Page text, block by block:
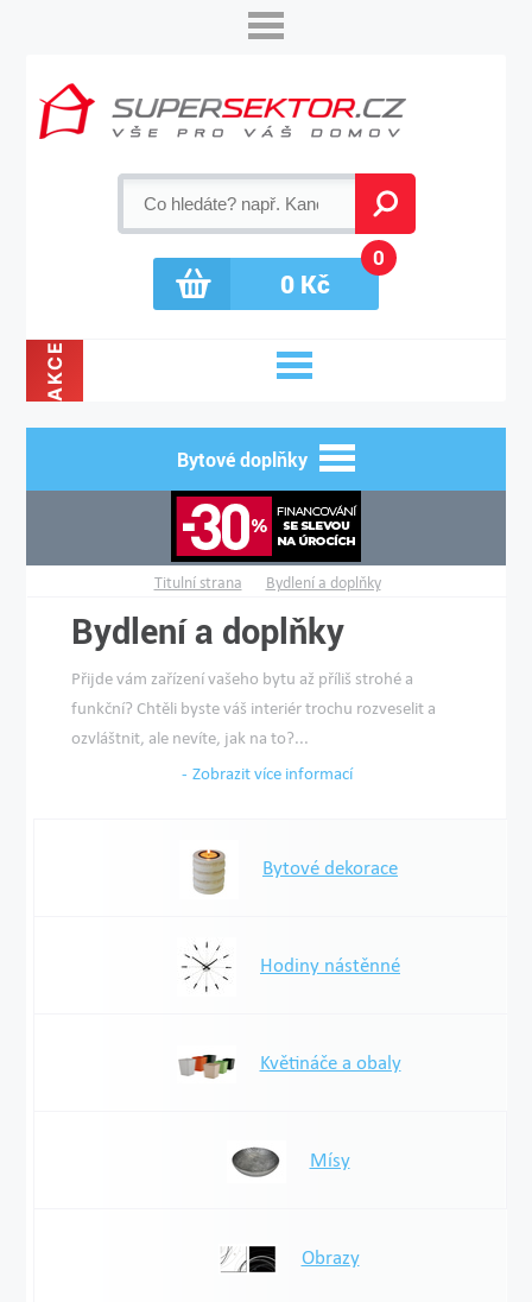
0Kč
0
AKCE
Bytové doplňky
Titulní strana Bydlení a doplňky
Bydlení a doplňky
Přijde vám zařízení vašeho bytu až příliš strohé a
funkční? Chtěli byste váš interiér trochu rozveselit a
ozvláštnit, ale nevíte, jak na to?...
Zobrazit více informací
Bytové dekorace
Hodiny nástěnné
Květináče a obaly
Mísy
Obrazy